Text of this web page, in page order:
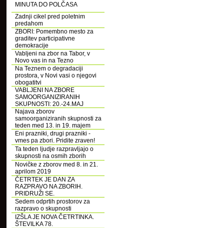
MINUTA DO POLČASA
Zadnji cikel pred poletnim
predahom
ZBORI: Pomembno mesto za
graditev participativne
demokracije
Vabljeni na zbor na Tabor, v
Novo vas in na Tezno
Na Teznem o degradaciji
prostora, v Novi vasi o njegovi
obogatitvi
VABLJENI NA ZBORE
SAMOORGANIZIRANIH
SKUPNOSTI: 20.-24.MAJ
Najava zborov
samoorganiziranih skupnosti za
teden med 13. in 19. majem
Eni prazniki, drugi prazniki -
vmes pa zbori. Pridite zraven!
Ta teden ljudje razpravljajo o
skupnosti na osmih zborih
Novičke z zborov med 8. in 21.
aprilom 2019
ČETRTEK JE DAN ZA
RAZPRAVO NA ZBORIH.
PRIDRUŽI SE.
Sedem odprtih prostorov za
razpravo o skupnosti
IZŠLA JE NOVA ČETRTINKA.
ŠTEVILKA 78.